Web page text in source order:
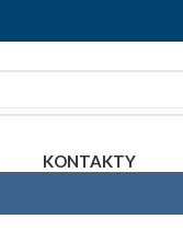
KONTAKTY